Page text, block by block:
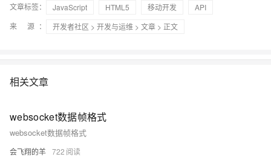
文章标签： JavaScript HTML5 移动开发
API
来 源：
开发者社区 > 开发与运维 > 文章 > 正文
相关文章
websocket数据帧格式
websocket数据帧格式
会飞翔的羊 722